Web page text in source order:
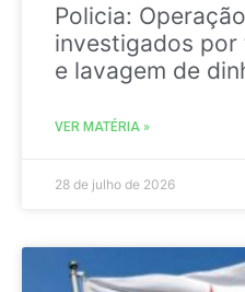
Policia:
investigados
e lavagem de
VER MATÉRIA »
28 de julho de 2026